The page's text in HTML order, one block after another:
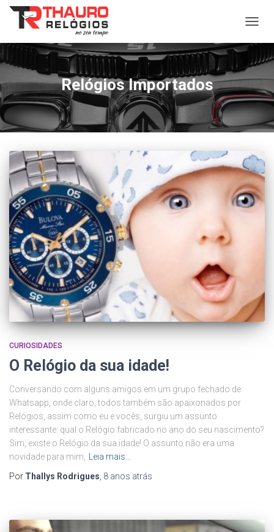
Relógios Importados
CURIOSIDADES
O Relógio da sua idade!
Conversando com alguns amigos em um grupo fechado de
Whatsapp, onde claro, todos também são apaixonados por
Relógios, assim como eu e vocês, surgiu um assunto
interessante: qual o Relógio fabricado no ano do seu nascimento?
Sim, existe o Relógio da sua idade! O assunto não era uma
novidade para mim,
Leia mais…
Por Thallys Rodrigues 8 anos atrás